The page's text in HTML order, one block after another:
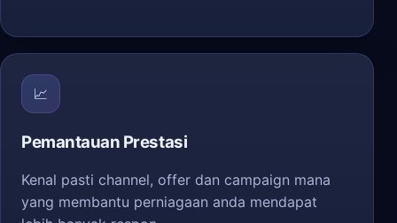
📈
Pemantauan Prestasi
Kenal pasti channel, offer dan campaign mana
yang membantu perniagaan anda mendapat